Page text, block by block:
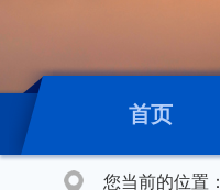
首页
您当前的位置：